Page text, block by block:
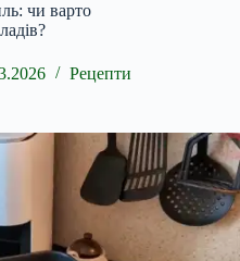
чи варто
Рецепти